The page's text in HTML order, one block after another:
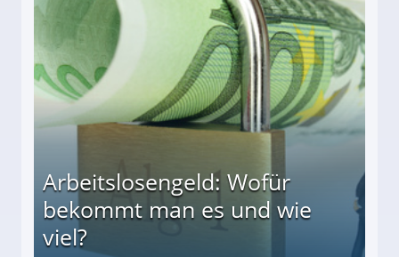
Arbeitslosengeld: Wofür
bekommt man es und wie
viel?